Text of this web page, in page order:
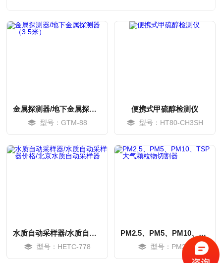
金属探测器/地下金属探测器（3.5米）
型号：GTM-88
便携式甲硫醇检测仪
型号：HT80-CH3SH
水质自动采样器/水质自动采样器价格/北京水质自动采样器
型号：HETC-778
PM2.5、PM5、PM10、TSP 大气颗粒物切割器
型号：PM2.5